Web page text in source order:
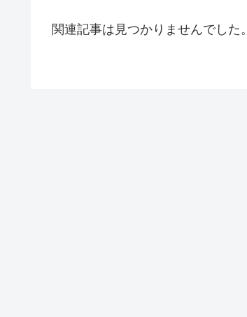
関連記事は見つかりませんでした。